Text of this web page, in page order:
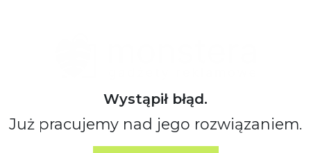
Wystąpił błąd.
Już pracujemy nad jego rozwiązaniem.